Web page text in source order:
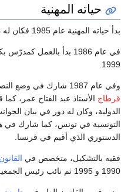
حياته المهنية
بدأ حياته المهنية عام 1985 فكان له دور في موضوع العلاقات بين الجمهورية التونسية
في عام 1986 بدأ بالعمل كمدرّس بكلية الحقوق والعلوم الاقتصادية والسياسية في
1999.
وفي عام 1987 شارك في وضع النصوص والوثائق السياسية التونسية بالاشتراك مع العميد الفخري
قرطاج الأستاذ عبد الفتاح عمر،
الدولية، وكان له دور في بيان
التونسية في تونس، كما شارك في
الدستوري الذي أقيم في فرنسا.
فقيه بالتشكيل، متخصص في
1990 و 1995 ثم نائب رئيس الجمعية منذ 1995.